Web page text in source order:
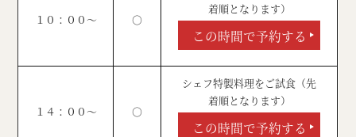
１０：００～ ○
着順となります）
この時間で予約する
１４：００～ ○
シェフ特製料理をご試食（先
着順となります）
この時間で予約する